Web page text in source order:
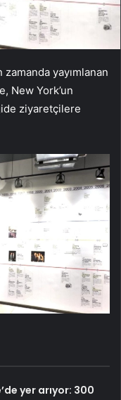
zamanda yayımlanan
New York’un
ziyaretçilere
yer arıyor: 300